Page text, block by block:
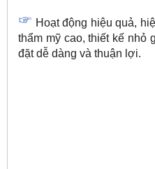
Hoạt động hiệu quả,
thẩm mỹ cao, thiết kế nhỏ
đặt dễ dàng và thuận lợi.